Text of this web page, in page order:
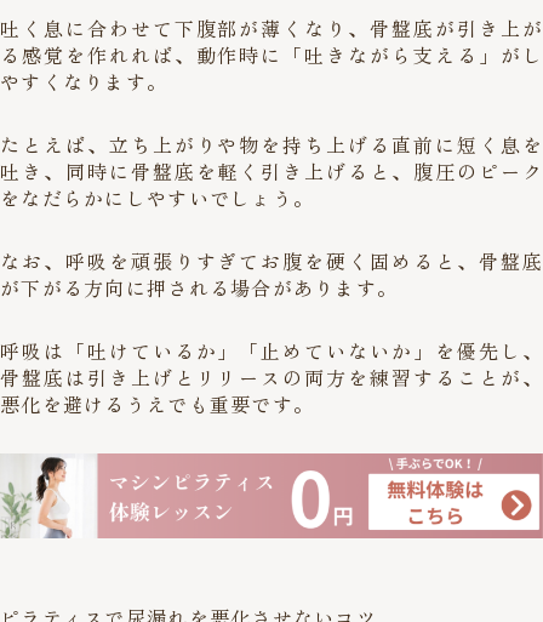
吐く息に合わせて下腹部が薄くなり、骨盤底が引き上が
る感覚を作れれば、動作時に「吐きながら支える」がし
やすくなります。
たとえば、立ち上がりや物を持ち上げる直前に短く息を
吐き、同時に骨盤底を軽く引き上げると、腹圧のピーク
をなだらかにしやすいでしょう。
なお、呼吸を頑張りすぎてお腹を硬く固めると、骨盤底
が下がる方向に押される場合があります。
呼吸は「吐けているか」「止めていないか」を優先し、
骨盤底は引き上げとリリースの両方を練習することが、
悪化を避けるうえでも重要です。